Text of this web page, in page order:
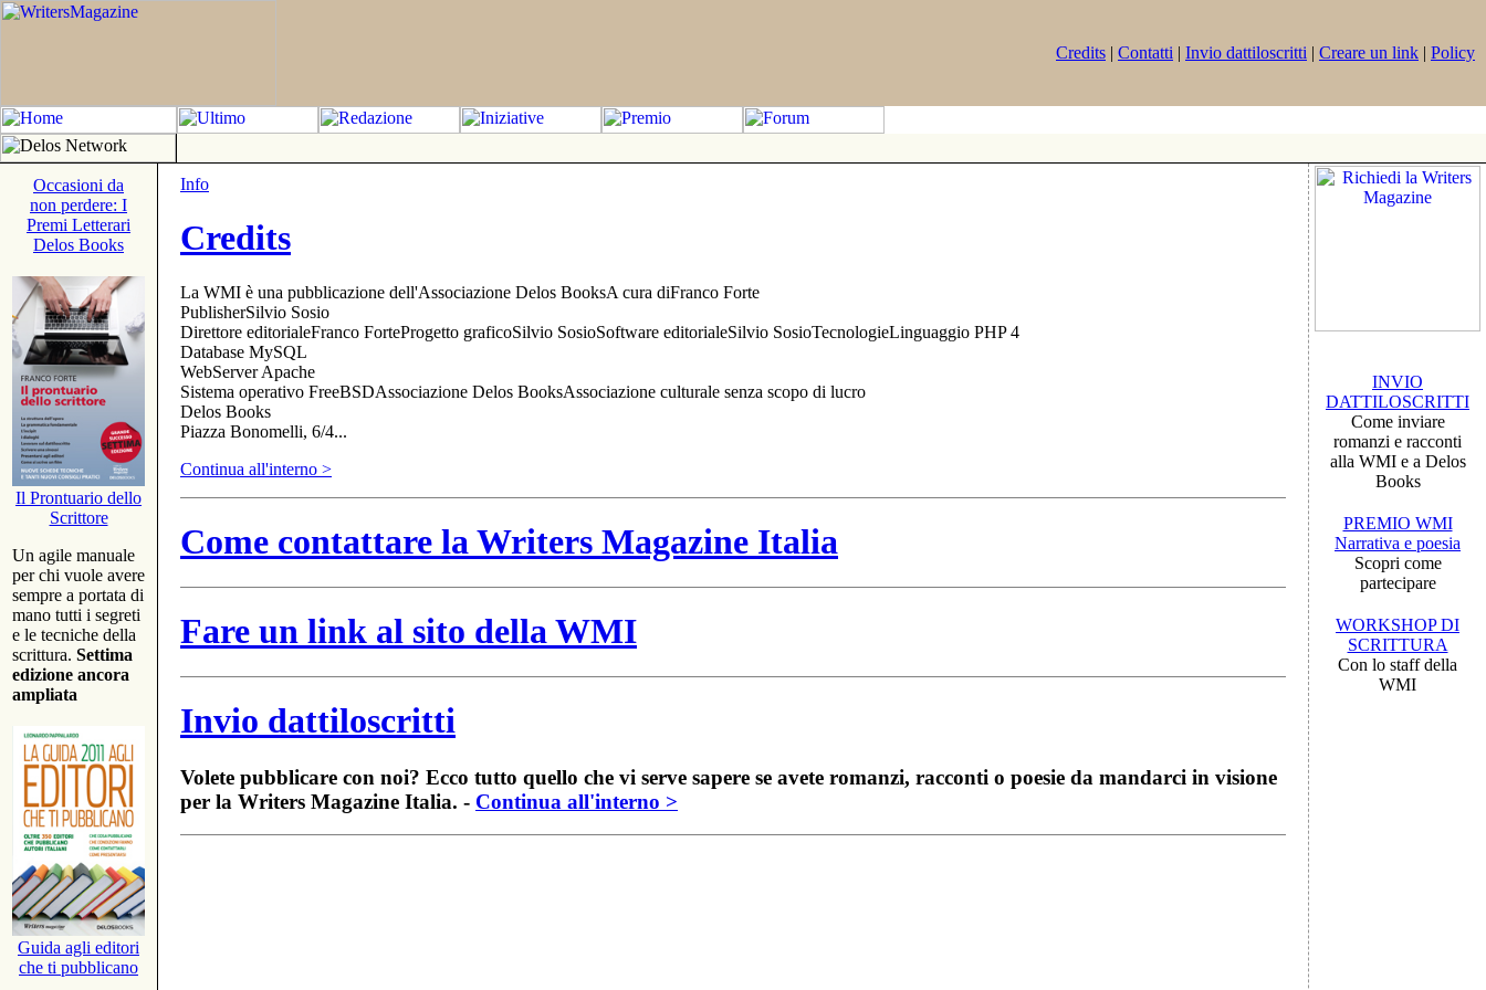
Credits | Contatti | Invio dattiloscritti | Creare un link | Policy
Occasioni da
non perdere: I
Premi Letterari
Delos Books
Il Prontuario dello
Scrittore
Un agile manuale
per chi vuole avere
sempre a portata di
mano tutti i segreti
e le tecniche della
scrittura. Settima
edizione ancora
ampliata
Guida agli editori
che ti pubblicano
Info
Credits
La WMI è una pubblicazione dell'Associazione Delos BooksA cura diFranco Forte
PublisherSilvio Sosio
Direttore editorialeFranco ForteProgetto graficoSilvio SosioSoftware editorialeSilvio SosioTecnologieLinguaggio PHP 4
Database MySQL
WebServer Apache
Sistema operativo FreeBSDAssociazione Delos BooksAssociazione culturale senza scopo di lucro
Delos Books
Piazza Bonomelli, 6/4...
Continua all'interno >
Come contattare la Writers Magazine Italia
Fare un link al sito della WMI
Invio dattiloscritti
Volete pubblicare con noi? Ecco tutto quello che vi serve sapere se avete romanzi, racconti o poesie da mandarci in visione
per la Writers Magazine Italia. - Continua all'interno >
INVIO
DATTILOSCRITTI
Come inviare
romanzi e racconti
alla WMI e a Delos
Books
PREMIO WMI
Narrativa e poesia
Scopri come
partecipare
WORKSHOP DI
SCRITTURA
Con lo staff della
WMI